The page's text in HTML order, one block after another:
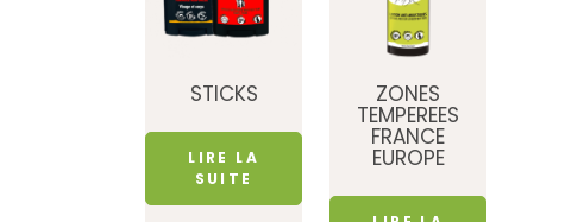
STICKS
LIRE LA
SUITE
ZONES
TEMPEREES
FRANCE
EUROPE